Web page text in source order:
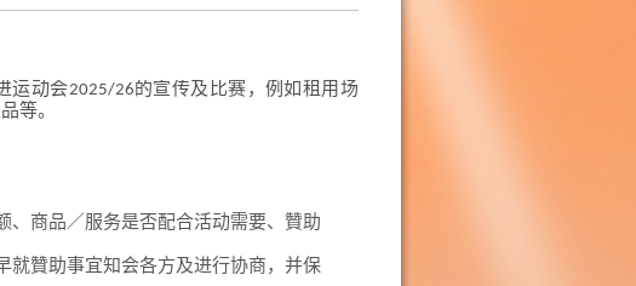
运动会2025/26的宣传及比赛，例如租用场
等。
、商品／服务是否配合活动需要、贊助
就贊助事宜知会各方及进行协商，并保